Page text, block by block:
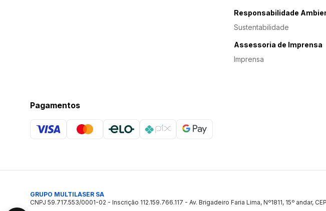
Responsabilidade
Sustentabilidade
Assessoria de Imprensa
Imprensa
Pagamentos
GRUPO MULTILASER SA
CNPJ 59.717.553/0001-02 - Inscrição 112.159.766.117 - Av. Brigadeiro Faria Lima, Nº1811, 15º andar,